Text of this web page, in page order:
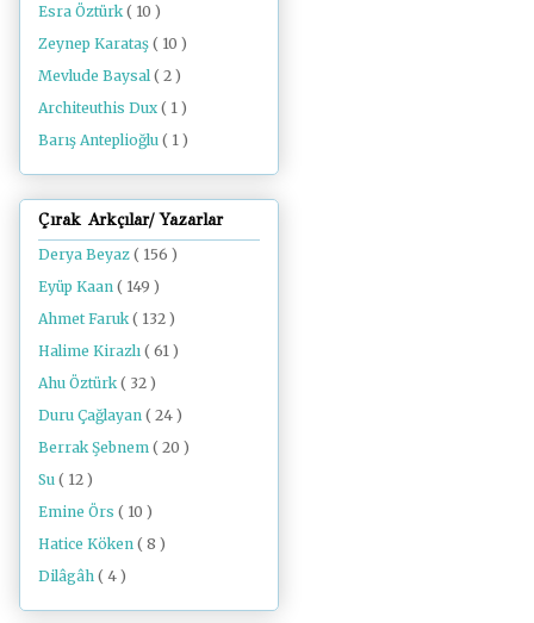
Esra Öztürk ( 10 )
Zeynep Karataş ( 10 )
Mevlude Baysal ( 2 )
Architeuthis Dux ( 1 )
Barış Anteplioğlu ( 1 )
Çırak Arkçılar/ Yazarlar
Derya Beyaz ( 156 )
Eyüp Kaan ( 149 )
Ahmet Faruk ( 132 )
Halime Kirazlı ( 61 )
Ahu Öztürk ( 32 )
Duru Çağlayan ( 24 )
Berrak Şebnem ( 20 )
Su ( 12 )
Emine Örs ( 10 )
Hatice Köken ( 8 )
Dilâgâh ( 4 )